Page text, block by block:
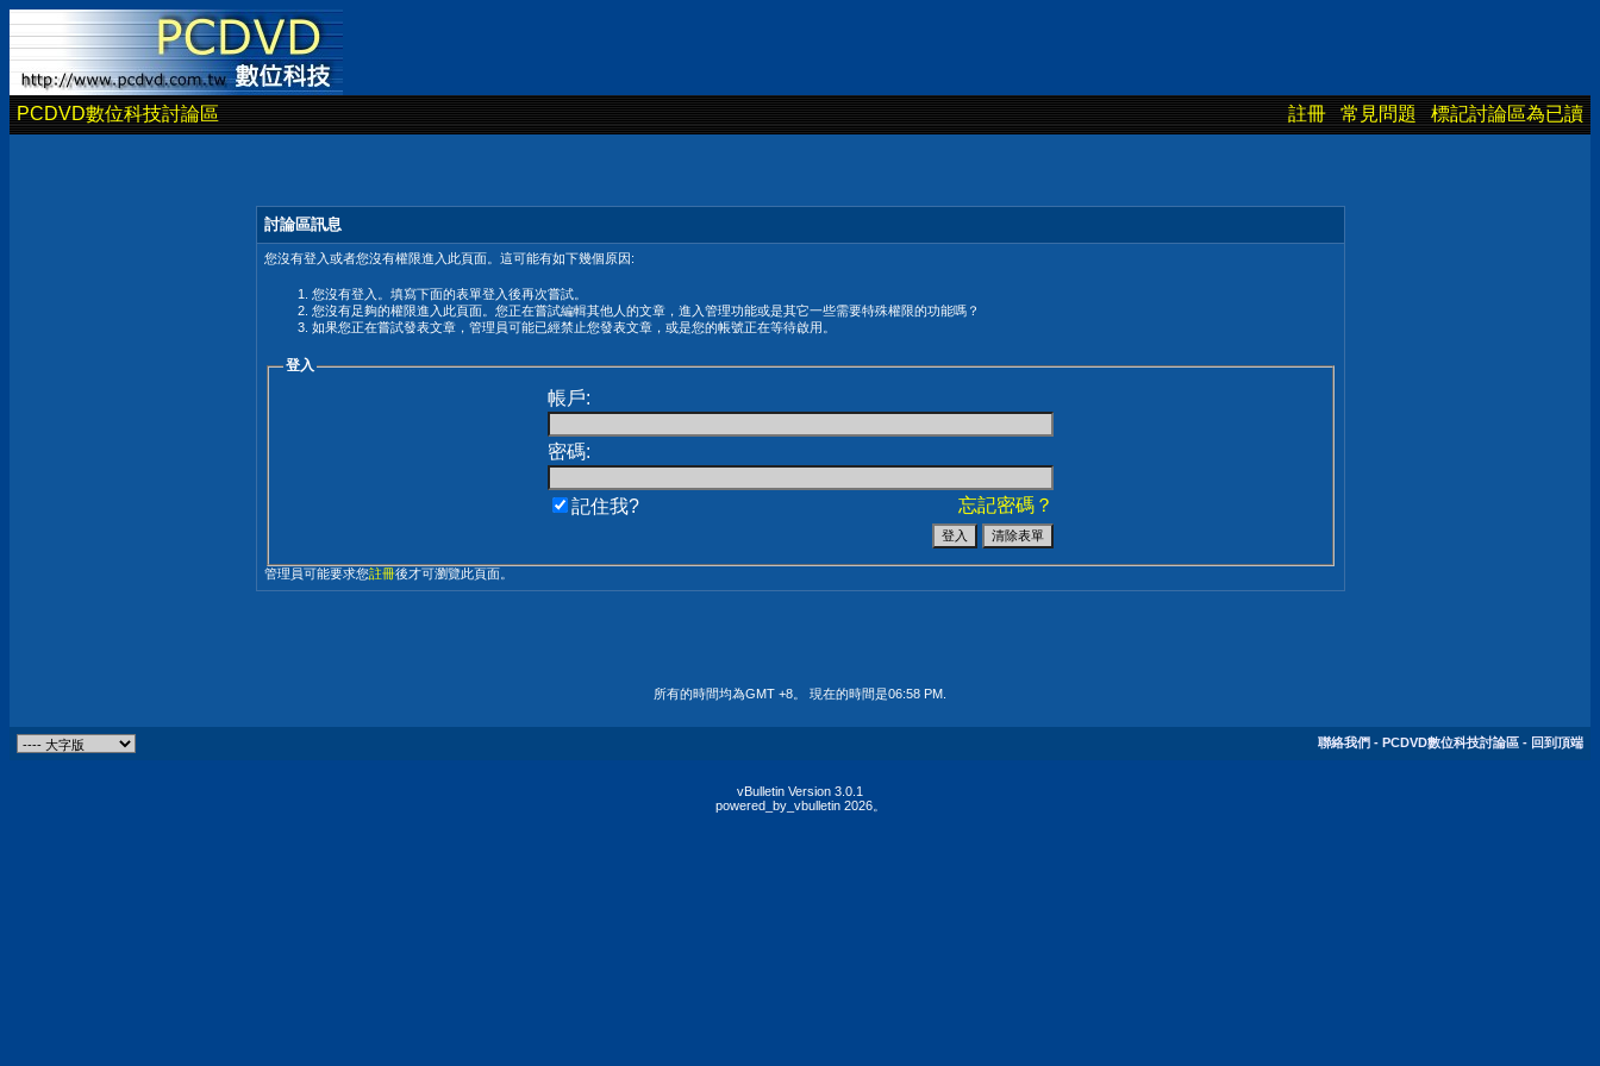
PCDVD數位科技討論區 註冊 常見問題 標記討論區為已讀
討論區訊息
您沒有登入或者您沒有權限進入此頁面。這可能有如下幾個原因:
您沒有登入。填寫下面的表單登入後再次嘗試。
您沒有足夠的權限進入此頁面。您正在嘗試編輯其他人的文章，進入管理功能或是其它一些需要特殊權限的功能嗎？
如果您正在嘗試發表文章，管理員可能已經禁止您發表文章，或是您的帳號正在等待啟用。
登入
帳戶:
密碼:
忘記密碼？
記住我?
管理員可能要求您註冊後才可瀏覽此頁面。
所有的時間均為GMT +8。 現在的時間是06:58 PM
聯絡我們 - PCDVD數位科技討論區 - 回到頂端
vBulletin Version 3.0.1
powered_by_vbulletin 2026。